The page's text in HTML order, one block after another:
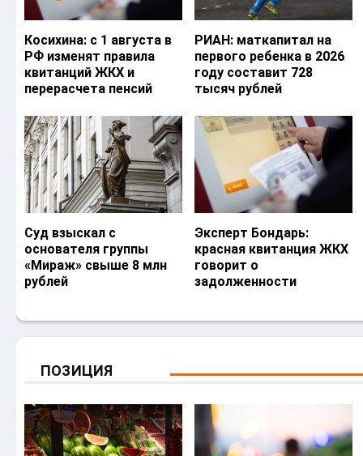
Косихина: с 1 августа в
РФ изменят правила
квитанций ЖКХ и
перерасчета пенсий
РИАН: маткапитал на
первого ребенка в 2026
году составит 728
тысяч рублей
Суд взыскал с
основателя группы
«Мираж» свыше 8 млн
рублей
Эксперт Бондарь:
красная квитанция ЖКХ
говорит о
задолженности
ПОЗИЦИЯ